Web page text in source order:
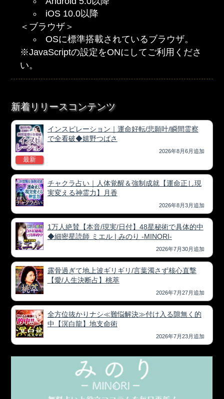
iOS 10.0以降
＜ブラウザ＞
OSに標準搭載されているブラウザ。
※JavaScriptの設定をONにしてご利用くださ
い。
新着リリースコンテンツ
最新
インスピレーション｜運命好転/悲願叶/瞬間霊察
で全看破◆嬉野つばさ
2026年8月6月追加
チャクラ占い｜人体覚醒＆強制成就【運命正し現
実変える神霊力】月香
2026年8月3月追加
1万人絶賛【本音/現実/日付】48星秘術で具体的中
◆細密星読師 ミエル | みのり -MINORI-
2026年7月30月追加
露骨過ぎて地上波ギリギリ/言葉濁さず核心直撃
【愛/人生決断占】桃萃
2026年7月27月追加
全方位抜かりナシ≪難悩解決≫付け入る隙無く的
中【溟白龍】地支命術
2026年7月23月追加